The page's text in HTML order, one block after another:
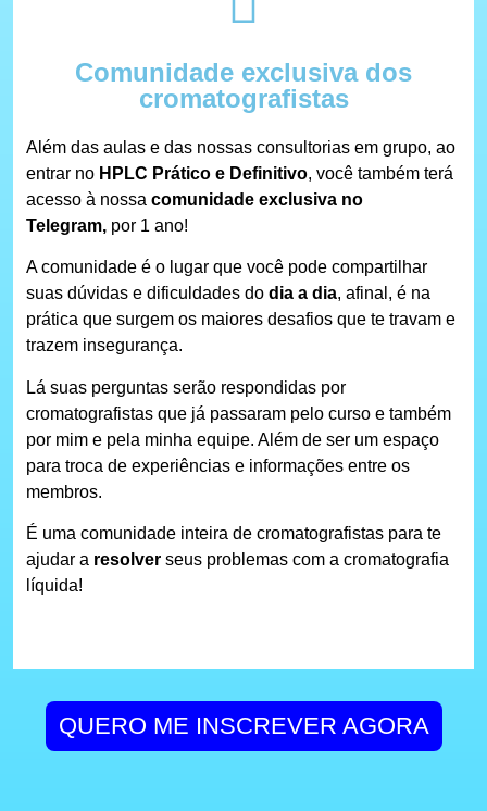
Comunidade exclusiva dos
cromatografistas
Além das aulas e das nossas consultorias em grupo, ao
entrar no HPLC Prático e Definitivo, você também terá
acesso à nossa comunidade exclusiva no
Telegram, por 1 ano!
A comunidade é o lugar que você pode compartilhar
suas dúvidas e dificuldades do dia a dia, afinal, é na
prática que surgem os maiores desafios que te travam e
trazem insegurança.
Lá suas perguntas serão respondidas por
cromatografistas que já passaram pelo curso e também
por mim e pela minha equipe. Além de ser um espaço
para troca de experiências e informações entre os
membros.
É uma comunidade inteira de cromatografistas para te
ajudar a resolver seus problemas com a cromatografia
líquida!
QUERO ME INSCREVER AGORA